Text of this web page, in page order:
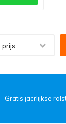
prijs
Gratis jaarlijkse